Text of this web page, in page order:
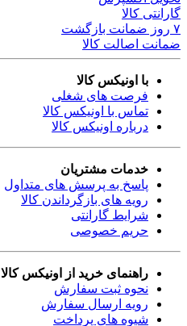
گارانتی کالا
۷ روز ضمانت بازگشت
ضمانت اصالت کالا
با اونیکس کالا
فرصت های شغلی
تماس با اونیکس کالا
درباره اونیکس کالا
خدمات مشتریان
پاسخ به پرسش های متداول
رویه های بازگرداندن کالا
شرایط گارانتی
حریم خصوصی
راهنمای خرید از اونیکس کالا
نحوه ثبت سفارش
رویه ارسال سفارش
شیوه های پرداخت